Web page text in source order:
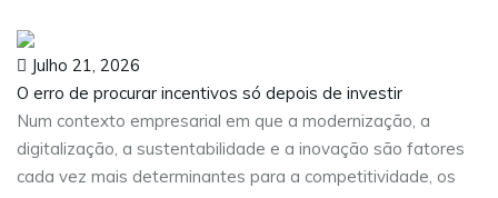
Julho 21, 2026
O erro de procurar incentivos só depois de investir
Num contexto empresarial em que a modernização, a
digitalização, a sustentabilidade e a inovação são fatores
cada vez mais determinantes para a competitividade, os